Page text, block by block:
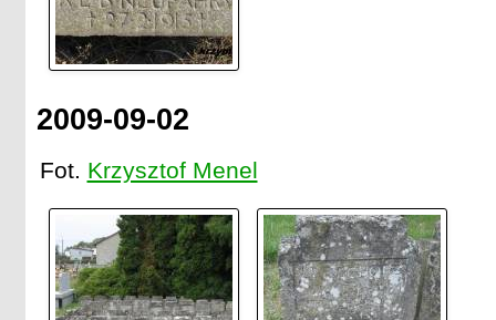
2009-09-02
Fot. Krzysztof Menel